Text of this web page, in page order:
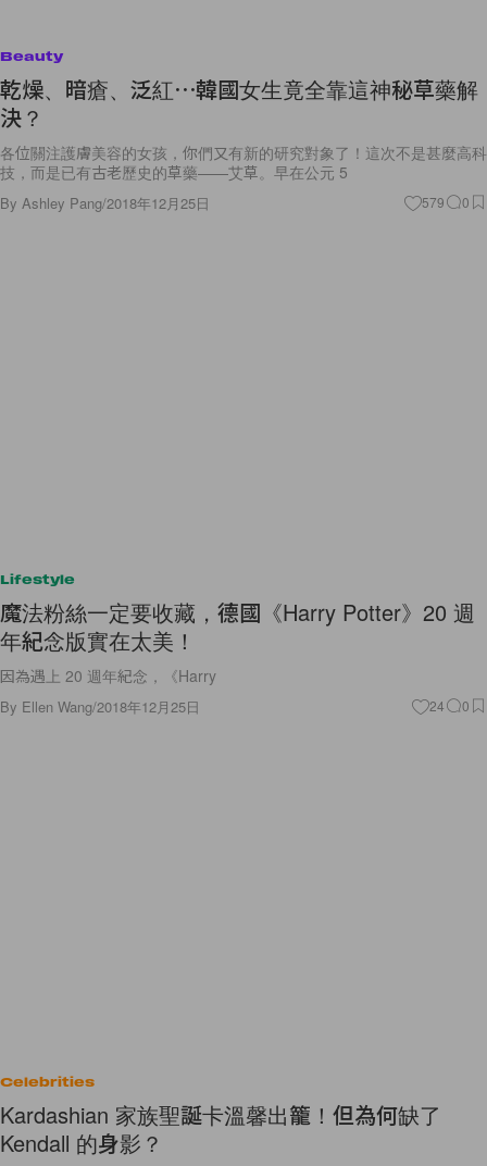
Beauty
乾燥、暗瘡、泛紅⋯韓國女生竟全靠這神秘草藥解
決？
各位關注護膚美容的女孩，你們又有新的研究對象了！這次不是甚麼高科
技，而是已有古老歷史的草藥——艾草。早在公元 5
By Ashley Pang/2018年12月25日 579 0
Lifestyle
魔法粉絲一定要收藏，德國《Harry Potter》20 週
年紀念版實在太美！
因為遇上 20 週年紀念，《Harry
By Ellen Wang/2018年12月25日 24 0
Celebrities
Kardashian 家族聖誕卡溫馨出籠！但為何缺了
Kendall 的身影？